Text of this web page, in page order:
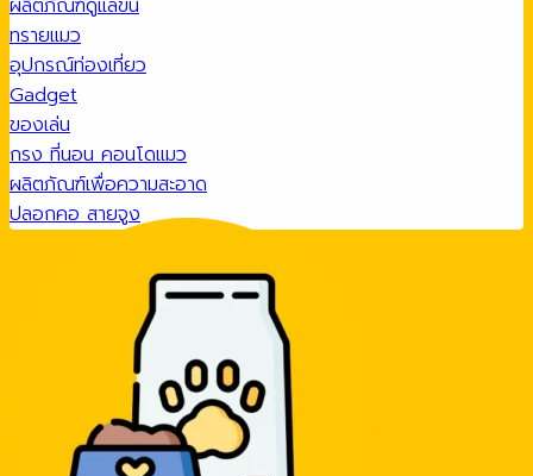
ทรายแมว
อุปกรณ์ท่องเที่ยว
Gadget
ของเล่น
กรง ที่นอน คอนโดแมว
ผลิตภัณฑ์เพื่อความสะอาด
ปลอกคอ สายจูง